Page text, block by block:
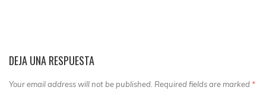
DEJA UNA RESPUESTA
Your email address will not be published. Required fields are marked *